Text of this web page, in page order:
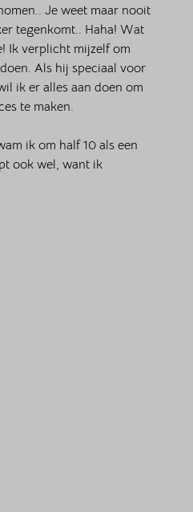
Je weet maar nooit
tegenkomt.. Haha! Wat
Ik verplicht mijzelf om
Als hij speciaal voor
ik er alles aan doen om
te maken.
ik om half 10 als een
ook wel, want ik